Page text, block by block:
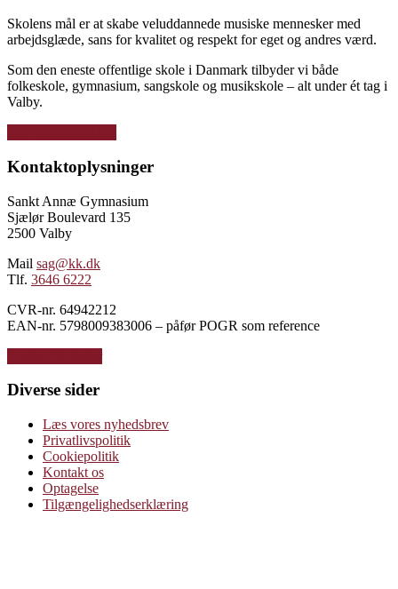
Skolens mål er at skabe veluddannede musiske mennesker med
arbejdsglæde, sans for kvalitet og respekt for eget og andres værd.
Som den eneste offentlige skole i Danmark tilbyder vi både
folkeskole, gymnasium, sangskole og musikskole – alt under ét tag i
Valby.
Kontaktoplysninger
Sankt Annæ Gymnasium
Sjælør Boulevard 135
2500 Valby
Mail sag@kk.dk
Tlf. 3646 6222
CVR-nr. 64942212
EAN-nr. 5798009383006 – påfør POGR som reference
Diverse sider
Læs vores nyhedsbrev
Privatlivspolitik
Cookiepolitik
Kontakt os
Optagelse
Tilgængelighedserklæring